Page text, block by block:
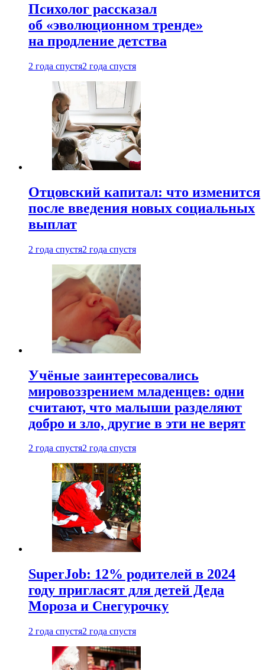
Психолог рассказал
об «эволюционном тренде»
на продление детства
2 года спустя2 года спустя
Отцовский капитал: что изменится
после введения новых социальных
выплат
2 года спустя2 года спустя
Учёные заинтересовались
мировоззрением младенцев: одни
считают, что малыши разделяют
добро и зло, другие в эти не верят
2 года спустя2 года спустя
SuperJob: 12% родителей в 2024
году пригласят для детей Деда
Мороза и Снегурочку
2 года спустя2 года спустя